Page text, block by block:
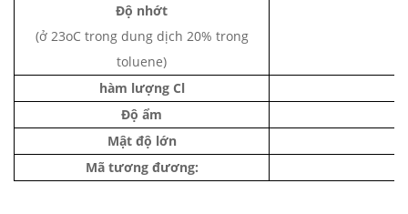
Độ nhớt
(ở 23oC trong dung dịch 20% trong
toluene)
hàm lượng Cl
Độ ẩm
Mật độ lớn
Mã tương đương: